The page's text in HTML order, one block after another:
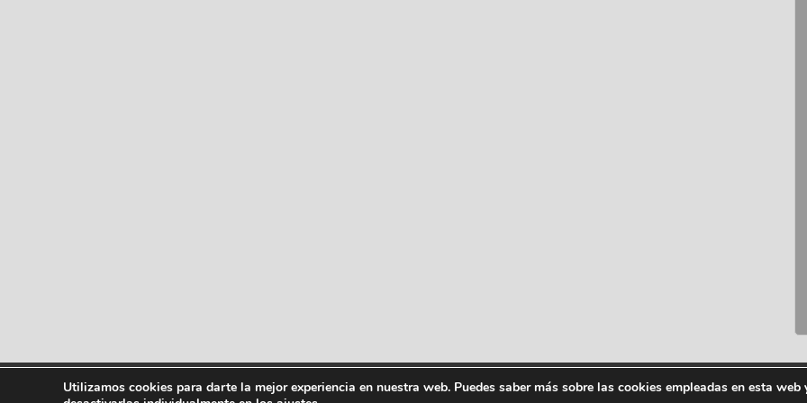
ion litio © 2006-2026 Aviso legal Política de
Utilizamos cookies para darte la mejor experiencia en nuestra web. Puedes saber más sobre las cookies empleadas en esta